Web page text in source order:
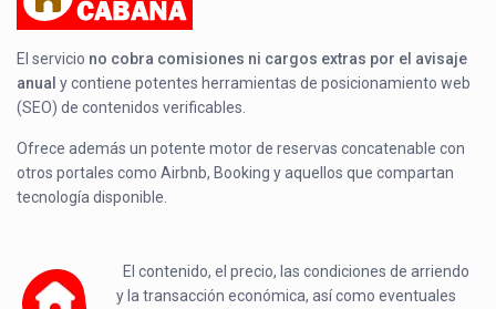
El servicio no cobra comisiones ni cargos extras por el avisaje
anual y contiene potentes herramientas de posicionamiento web
(SEO) de contenidos verificables.
Ofrece además un potente motor de reservas concatenable con
otros portales como Airbnb, Booking y aquellos que compartan
tecnología disponible.
El contenido, el precio, las condiciones de arriendo
y la transacción económica, así como eventuales